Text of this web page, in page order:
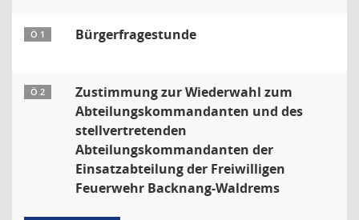
Ö 1 Bürgerfragestunde
Ö 2
Zustimmung zur Wiederwahl zum
Abteilungskommandanten und des
stellvertretenden
Abteilungskommandanten der
Einsatzabteilung der Freiwilligen
Feuerwehr Backnang-Waldrems